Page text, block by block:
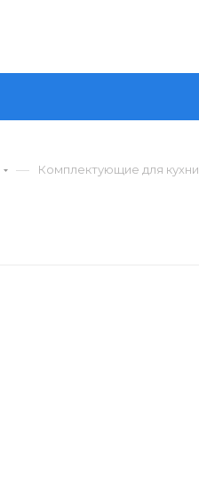
— Комплектующие для кухни